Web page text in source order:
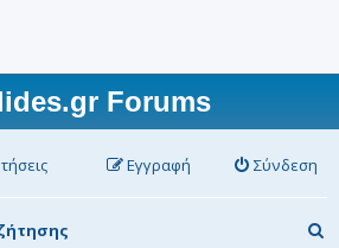
Forums
Σύνδεση
Εγγραφή